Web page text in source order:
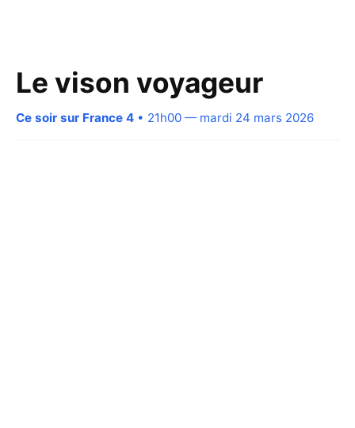
Le vison voyageur
Ce soir sur France 4 • 21h00 — mardi 24 mars 2026